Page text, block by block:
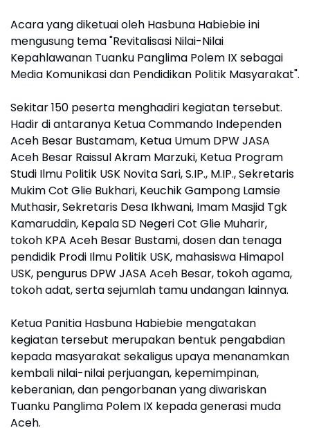
Acara yang diketuai oleh Hasbuna Habiebie ini
mengusung tema "Revitalisasi Nilai-Nilai
Kepahlawanan Tuanku Panglima Polem IX sebagai
Media Komunikasi dan Pendidikan Politik Masyarakat".
Sekitar 150 peserta menghadiri kegiatan tersebut.
Hadir di antaranya Ketua Commando Independen
Aceh Besar Bustamam, Ketua Umum DPW JASA
Aceh Besar Raissul Akram Marzuki, Ketua Program
Studi Ilmu Politik USK Novita Sari, S.IP., M.IP., Sekretaris
Mukim Cot Glie Bukhari, Keuchik Gampong Lamsie
Muthasir, Sekretaris Desa Ikhwani, Imam Masjid Tgk
Kamaruddin, Kepala SD Negeri Cot Glie Muharir,
tokoh KPA Aceh Besar Bustami, dosen dan tenaga
pendidik Prodi Ilmu Politik USK, mahasiswa Himapol
USK, pengurus DPW JASA Aceh Besar, tokoh agama,
tokoh adat, serta sejumlah tamu undangan lainnya.
Ketua Panitia Hasbuna Habiebie mengatakan
kegiatan tersebut merupakan bentuk pengabdian
kepada masyarakat sekaligus upaya menanamkan
kembali nilai-nilai perjuangan, kepemimpinan,
keberanian, dan pengorbanan yang diwariskan
Tuanku Panglima Polem IX kepada generasi muda
Aceh.